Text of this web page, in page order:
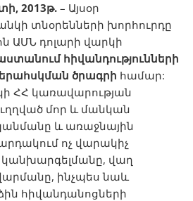
, 2013թ. – Այսօր
տնօրենների խորհուրդը
ԱՄՆ դոլարի վարկի
հիվանդությունների
ծրագրի համար:
ՀՀ կառավարության
մոր և մանկան
և առաջնային
ոչ վարակիչ
կանխարգելմանը, վաղ
ինչպես նաև
հիվանդանոցների